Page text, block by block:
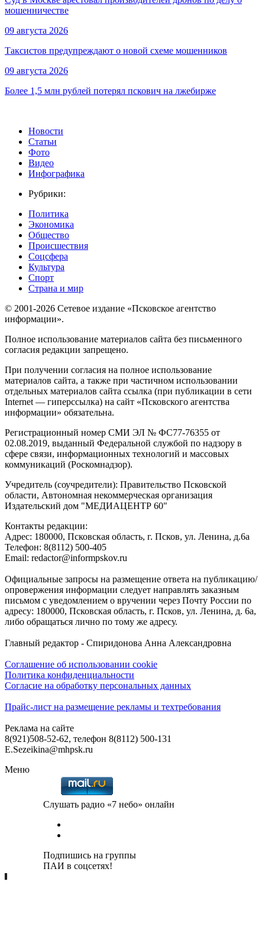
мошенничестве
09 августа 2026
Таксистов предупреждают о новой схеме мошенников
09 августа 2026
Более 1,5 млн рублей потерял пскович на лжебирже
Новости
Статьи
Фото
Видео
Инфографика
Рубрики:
Политика
Экономика
Общество
Происшествия
Соцсфера
Культура
Спорт
Страна и мир
© 2001-2026 Сетевое издание «Псковское агентство
информации».
Полное использование материалов сайта без письменного
согласия редакции запрещено.
При получении согласия на полное использование
материалов сайта, а также при частичном использовании
отдельных материалов сайта ссылка (при публикации в сети
Internet — гиперссылка) на сайт «Псковского агентства
информации» обязательна.
Регистрационный номер СМИ ЭЛ № ФС77-76355 от
02.08.2019, выданный Федеральной службой по надзору в
сфере связи, информационных технологий и массовых
коммуникаций (Роскомнадзор).
Учредитель (соучредители): Правительство Псковской
области, Автономная некоммерческая организация
Издательский дом "МЕДИАЦЕНТР 60"
Контакты редакции:
Адреc: 180000, Псковская область, г. Псков, ул. Ленина, д.6а
Телефон: 8(8112) 500-405
Email: redactor@informpskov.ru
Официальные запросы на размещение ответа на публикацию/
опровержения информации следует направлять заказным
письмом с уведомлением о вручении через Почту России по
адресу: 180000, Псковская область, г. Псков, ул. Ленина, д. 6а,
либо обращаться лично по тому же адресу.
Главный редактор - Спиридонова Анна Александровна
Соглашение об использовании cookie
Политика конфиденциальности
Согласие на обработку персональных данных
Прайс-лист на размещение рекламы и техтребования
Реклама на сайте
8(921)508-52-62, телефон 8(8112) 500-131
E.Sezeikina@mhpsk.ru
Меню
Слушать радио «7 небо» онлайн
Подпишись на группы
ПАИ в соцсетях!